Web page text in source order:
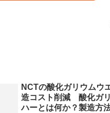
NCTの酸化ガリウムウ
造コスト削減 酸化ガ
ハーとは何か？製造方